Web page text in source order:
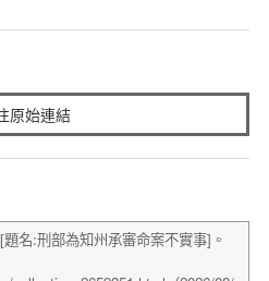
原始連結